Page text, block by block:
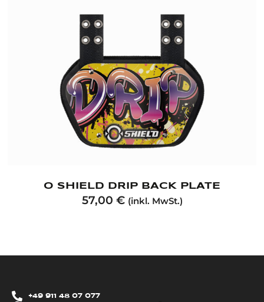
O SHIELD DRIP BACK PLATE
57,00 € (inkl. MwSt.)
+49 911 48 07 077